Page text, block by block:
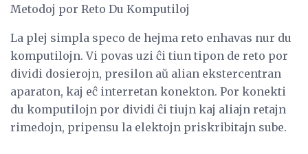
Metodoj por Reto Du Komputiloj
La plej simpla speco de hejma reto enhavas nur du
komputilojn. Vi povas uzi ĉi tiun tipon de reto por
dividi dosierojn, presilon aŭ alian ekstercentran
aparaton, kaj eĉ interretan konekton. Por konekti
du komputilojn por dividi ĉi tiujn kaj aliajn retajn
rimedojn, pripensu la elektojn priskribitajn sube.